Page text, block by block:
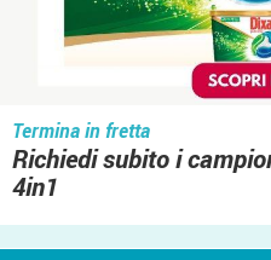
Termina in fretta
Richiedi subito i
4in1